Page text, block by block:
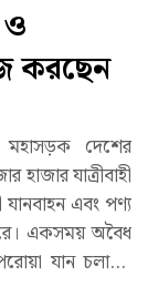
করছেন
মহাসড়ক দেশের
যাত্রীবাহী
এবং পণ্য
একসময় অবৈধ
যান চলাচল